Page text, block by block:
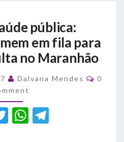
na
saúde
pública:
pacientes
em
fila
para
marcar
consulta
pública:
em fila para
no Maranhão
Dalvana Mendes
0
T W